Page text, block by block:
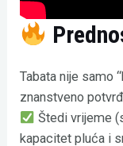
Tabata nije samo
znanstveno
Štedi vrijeme
kapacitet pluća i